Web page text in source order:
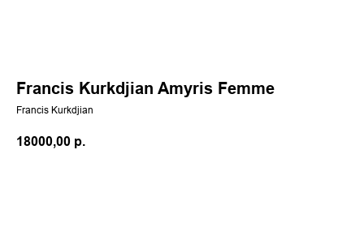
Francis Kurkdjian Amyris Femme
Francis Kurkdjian
18000,00 р.